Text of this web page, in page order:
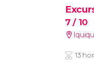
7/ 10
13